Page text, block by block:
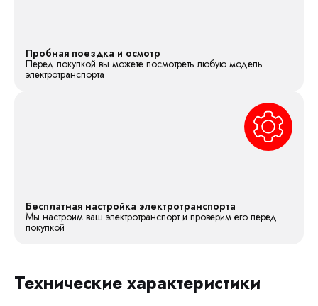
Пробная поездка и осмотр
Перед покупкой вы можете посмотреть любую модель
электротранспорта
Бесплатная настройка электротранспорта
Мы настроим ваш электротранспорт и проверим его перед
покупкой
Технические характеристики